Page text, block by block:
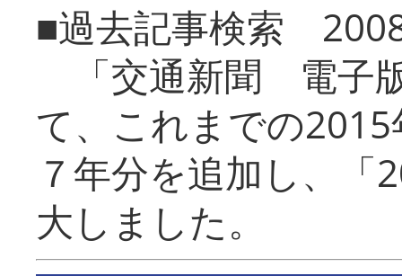
■過去記事検索
「交通新聞 電子
て、これまでの
７年分を追加し、「
大しまし